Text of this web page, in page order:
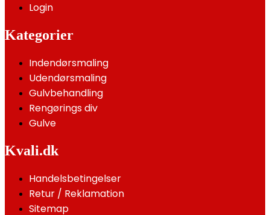
Login
Kategorier
Indendørsmaling
Udendørsmaling
Gulvbehandling
Rengørings div
Gulve
Kvali.dk
Handelsbetingelser
Retur / Reklamation
Sitemap